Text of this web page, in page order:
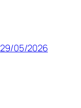
29/05/2026